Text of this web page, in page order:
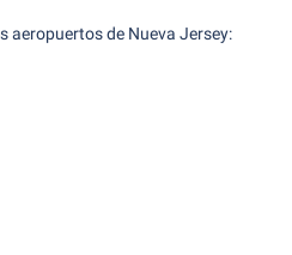
aeropuertos de Nueva Jersey: